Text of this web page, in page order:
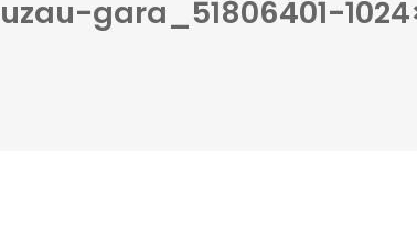
gara_51806401-